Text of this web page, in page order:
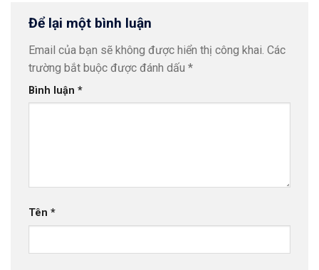
Để lại một bình luận
Email của bạn sẽ không được hiển thị công khai. Các
trường bắt buộc được đánh dấu *
Bình luận *
Tên *